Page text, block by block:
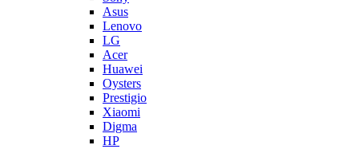
Asus
Lenovo
LG
Acer
Huawei
Oysters
Prestigio
Xiaomi
Digma
HP